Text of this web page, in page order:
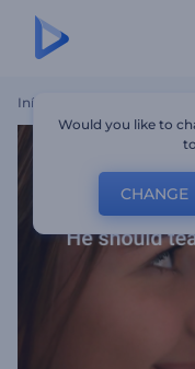
Início
Would you like to
CHANGE